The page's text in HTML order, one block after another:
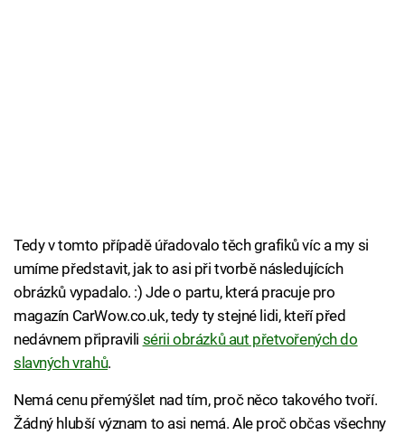
Tedy v tomto případě úřadovalo těch grafiků víc a my si
umíme představit, jak to asi při tvorbě následujících
obrázků vypadalo. :) Jde o partu, která pracuje pro
magazín CarWow.co.uk, tedy ty stejné lidi, kteří před
nedávnem připravili sérii obrázků aut přetvořených do
slavných vrahů.
Nemá cenu přemýšlet nad tím, proč něco takového tvoří.
Žádný hlubší význam to asi nemá. Ale proč občas všechny